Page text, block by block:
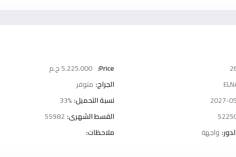
Price:
الجراج: متوفر
2027- نسبة التحميل:33%
القسط الشهرى:55982
واجهة ملاحظات: